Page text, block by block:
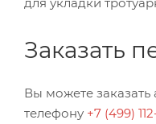
Заказать
Вы можете
телефону +7 (499)